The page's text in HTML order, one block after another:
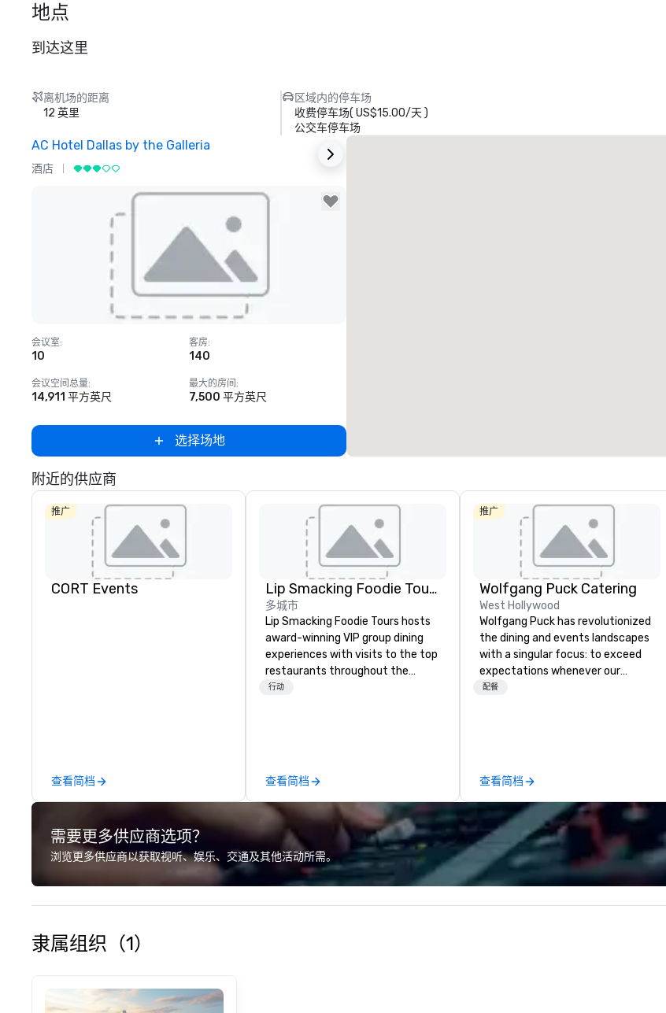
地点
到达这里
离机场的距离
12 英里
区域内的停车场
收费停车场( US$15.00/天)
公交车停车场
AC Hotel Dallas by the Galleria
酒店
Removed from favorites
会议室:
10
客房:
140
会议空间总量:
14,911 平方英尺
最大的房间 :
7,500 平方英尺
选择场地
附近的供应商
推广
CORT Events
查看简档
Lip Smacking Foodie Tours
多城市
Lip Smacking Foodie Tours hosts
award-winning VIP group dining
experiences with visits to the top
restaurants throughout the
United States. Choose either a
parade of signature dishes and
craft cocktails at each venue, all
with complete VIP service. This
unique experience gives guests
the opportunity to sit next to
different colleagues at each
venue to mix, mingle, and easily
network. Each tour is led by a
行动
查看简档
推广
Wolfgang Puck Catering
West Hollywood
Wolfgang Puck has revolutionized
the dining and events landscapes
with a singular focus: to exceed
expectations whenever our
guests gather for a meal.
team continues to set the
standard for culinary excellence,
bringing Wolfgang’s legendary
combination of innovative cuisine
and refined service to the worlds’
most renowned and demanding
corporate, cultural and
entertainment clients.
配餐
查看简档
需要更多供应商选项？
浏览更多供应商以获取视听、娱乐、交通及其他活动所需。
隶属组织（1）